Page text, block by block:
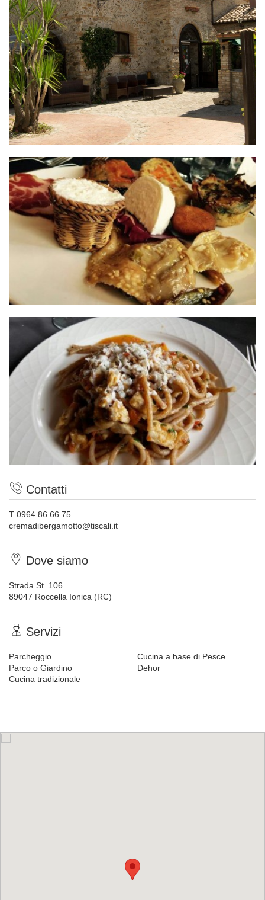
Contatti
T 0964 86 66 75
cremadibergamotto@tiscali.it
Dove siamo
Strada St. 106
89047 Roccella Ionica (RC)
Servizi
Parcheggio
Parco o Giardino
Cucina tradizionale
Cucina a base di Pesce
Dehor